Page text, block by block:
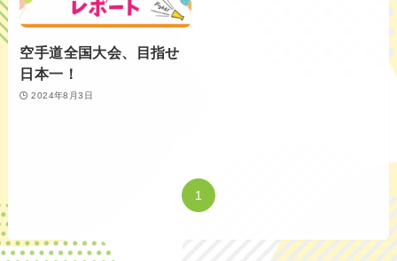
空手道全国大会、目指せ
日本一！
2024年8月3日
1